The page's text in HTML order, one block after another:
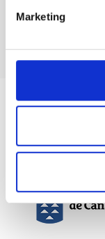
Marketing